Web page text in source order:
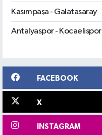
Kasımpaşa - Galatasaray
Antalyaspor - Kocaelispor
FACEBOOK
X
INSTAGRAM